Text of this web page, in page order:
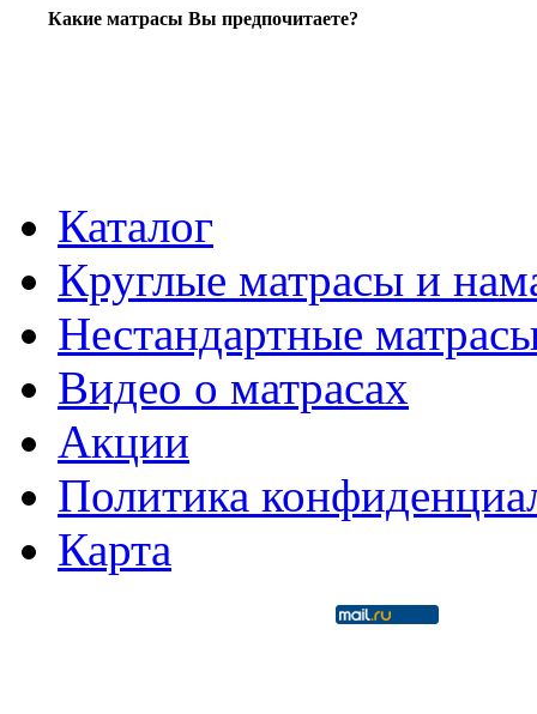
Какие матрасы Вы предпочитаете?
Каталог
Круглые матрасы и
Нестандартные
Видео о матрасах
Акции
Политика
Карта